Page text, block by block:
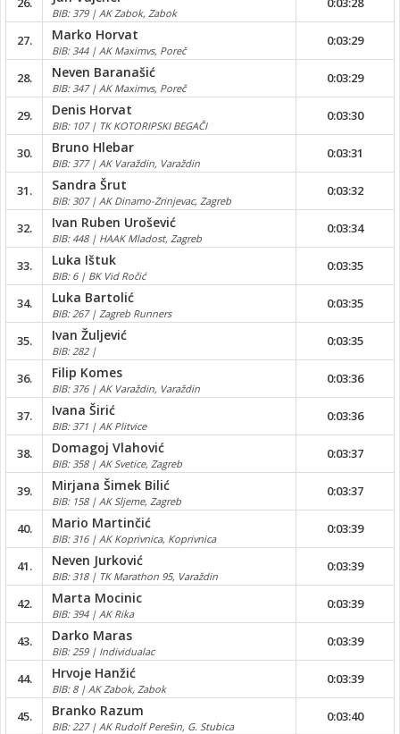
BIB: 379 | AK Zabok, Zabok
27. Marko Horvat
BIB: 344 | AK Maximvs, Poreč
0:03:29
28. Neven Baranašić
BIB: 347 | AK Maximvs, Poreč
0:03:29
29. Denis Horvat
BIB: 107 | TK KOTORIPSKI BEGAČI
0:03:30
30. Bruno Hlebar
BIB: 377 | AK Varaždin, Varaždin
0:03:31
31. Sandra Šrut
BIB: 307 | AK Dinamo-Zrinjevac, Zagreb
0:03:32
32. Ivan Ruben Urošević
BIB: 448 | HAAK Mladost, Zagreb
0:03:34
33. Luka Ištuk
BIB: 6 | BK Vid Ročić
0:03:35
34. Luka Bartolić
BIB: 267 | Zagreb Runners
0:03:35
35. Ivan Žuljević
BIB: 282 |
0:03:35
36. Filip Komes
BIB: 376 | AK Varaždin, Varaždin
0:03:36
37. Ivana Širić
BIB: 371 | AK Plitvice
0:03:36
38. Domagoj Vlahović
BIB: 358 | AK Svetice, Zagreb
0:03:37
39. Mirjana Šimek Bilić
BIB: 158 | AK Sljeme, Zagreb
0:03:37
40. Mario Martinčić
BIB: 316 | AK Koprivnica, Koprivnica
0:03:39
41. Neven Jurković
BIB: 318 | TK Marathon 95, Varaždin
0:03:39
42. Marta Mocinic
BIB: 394 | AK Rika
0:03:39
43. Darko Maras
BIB: 259 | Individualac
0:03:39
44. Hrvoje Hanžić
BIB: 8 | AK Zabok, Zabok
0:03:39
45. Branko Razum
BIB: 227 | AK Rudolf Perešin, G. Stubica
0:03:40